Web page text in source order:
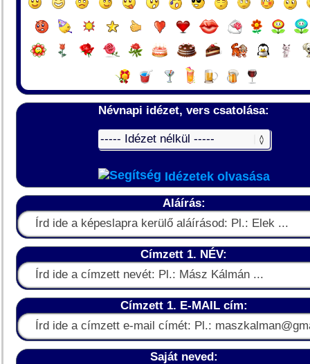
Névnapi idézet, vers csatolása:
Idézetek olvasása
Aláírás:
Címzett 1. NÉV:
Címzett 1. E-MAIL cím:
Saját neved: